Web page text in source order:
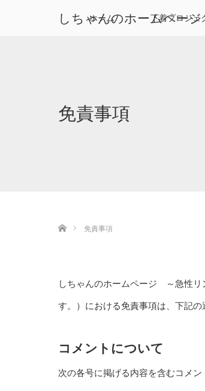
しちゃんのホームページ
ホーム 下着プロジェ
免責事項
免責事項
しちゃんのホームページ ～急性リ
す。）における免責事項は、下記の
コメントについて
次の各号に掲げる内容を含むコメ